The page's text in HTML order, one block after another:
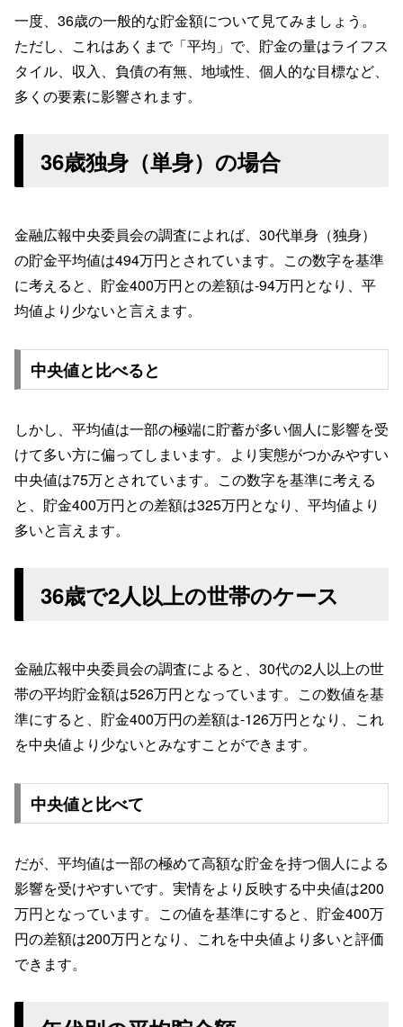
一度、36歳の一般的な貯金額について見てみましょう。
ただし、これはあくまで「平均」で、貯金の量はライフス
タイル、収入、負債の有無、地域性、個人的な目標など、
多くの要素に影響されます。
36歳独身（単身）の場合
金融広報中央委員会の調査によれば、30代単身（独身）
の貯金平均値は494万円とされています。この数字を基準
に考えると、貯金400万円との差額は-94万円となり、平
均値より少ないと言えます。
中央値と比べると
しかし、平均値は一部の極端に貯蓄が多い個人に影響を受
けて多い方に偏ってしまいます。より実態がつかみやすい
中央値は75万とされています。この数字を基準に考える
と、貯金400万円との差額は325万円となり、平均値より
多いと言えます。
36歳で2人以上の世帯のケース
金融広報中央委員会の調査によると、30代の2人以上の世
帯の平均貯金額は526万円となっています。この数値を基
準にすると、貯金400万円の差額は-126万円となり、これ
を中央値より少ないとみなすことができます。
中央値と比べて
だが、平均値は一部の極めて高額な貯金を持つ個人による
影響を受けやすいです。実情をより反映する中央値は200
万円となっています。この値を基準にすると、貯金400万
円の差額は200万円となり、これを中央値より多いと評価
できます。